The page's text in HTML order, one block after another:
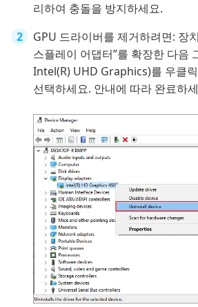
리하여 충돌을 방지하세요.
GPU 드라이버를 제거하려면: 장
스플레이 어댑터”를 확장한 다음
Intel(R) UHD Graphics)를 우클
선택하세요. 안내에 따라 완료하